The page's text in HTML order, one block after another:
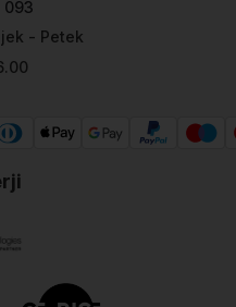
093
- Petek